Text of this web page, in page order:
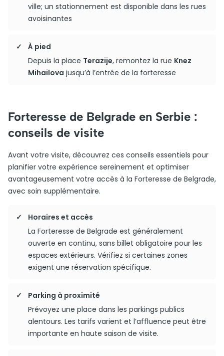
ville; un stationnement est disponible dans les rues
avoisinantes
À pied
Depuis la place Terazije, remontez la rue Knez
Mihailova jusqu’à l’entrée de la forteresse
Forteresse de Belgrade en Serbie :
conseils de visite
Avant votre visite, découvrez ces conseils essentiels pour
planifier votre expérience sereinement et optimiser
avantageusement votre accès à la Forteresse de Belgrade,
avec soin supplémentaire.
Horaires et accès
La Forteresse de Belgrade est généralement
ouverte en continu, sans billet obligatoire pour les
espaces extérieurs. Vérifiez si certaines zones
exigent une réservation spécifique.
Parking à proximité
Prévoyez une place dans les parkings publics
alentours. Les tarifs varient et l’affluence peut être
importante en haute saison de visite.